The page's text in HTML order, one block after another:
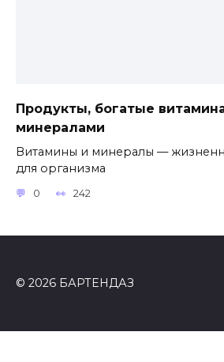
Продукты, богатые
минералами
Витамины и минералы —
для организма
0 242
© 2026 БАРТЕНДАЗ